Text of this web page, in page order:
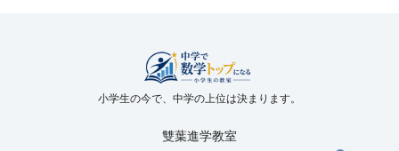
小学生の今で、中学の上位は決まります。
雙葉進学教室